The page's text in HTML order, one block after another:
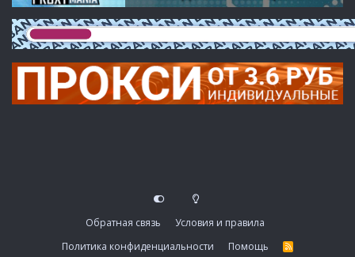
Обратная связь
Условия и правила
Политика конфиденциальности
Помощь
R